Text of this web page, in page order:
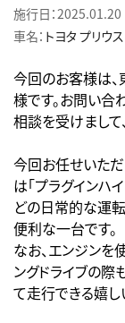
施行日：2025.01.20
車名： トヨタ プリウス
今回のお客様は
様です。お問い
相談を受けまして
今回お任せいただ
は「プラグインハ
どの日常的な運
便利な一台です。
なお、エンジンを
ングドライブの際
て走行できる嬉し